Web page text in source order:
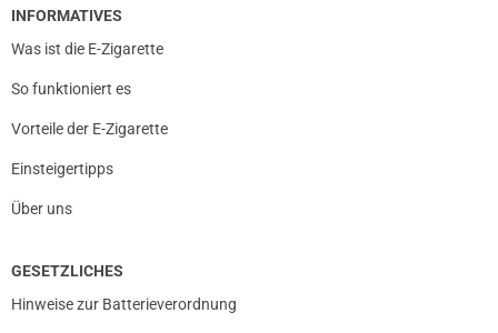
INFORMATIVES
Was ist die E-Zigarette
So funktioniert es
Vorteile der E-Zigarette
Einsteigertipps
Über uns
GESETZLICHES
Hinweise zur Batterieverordnung